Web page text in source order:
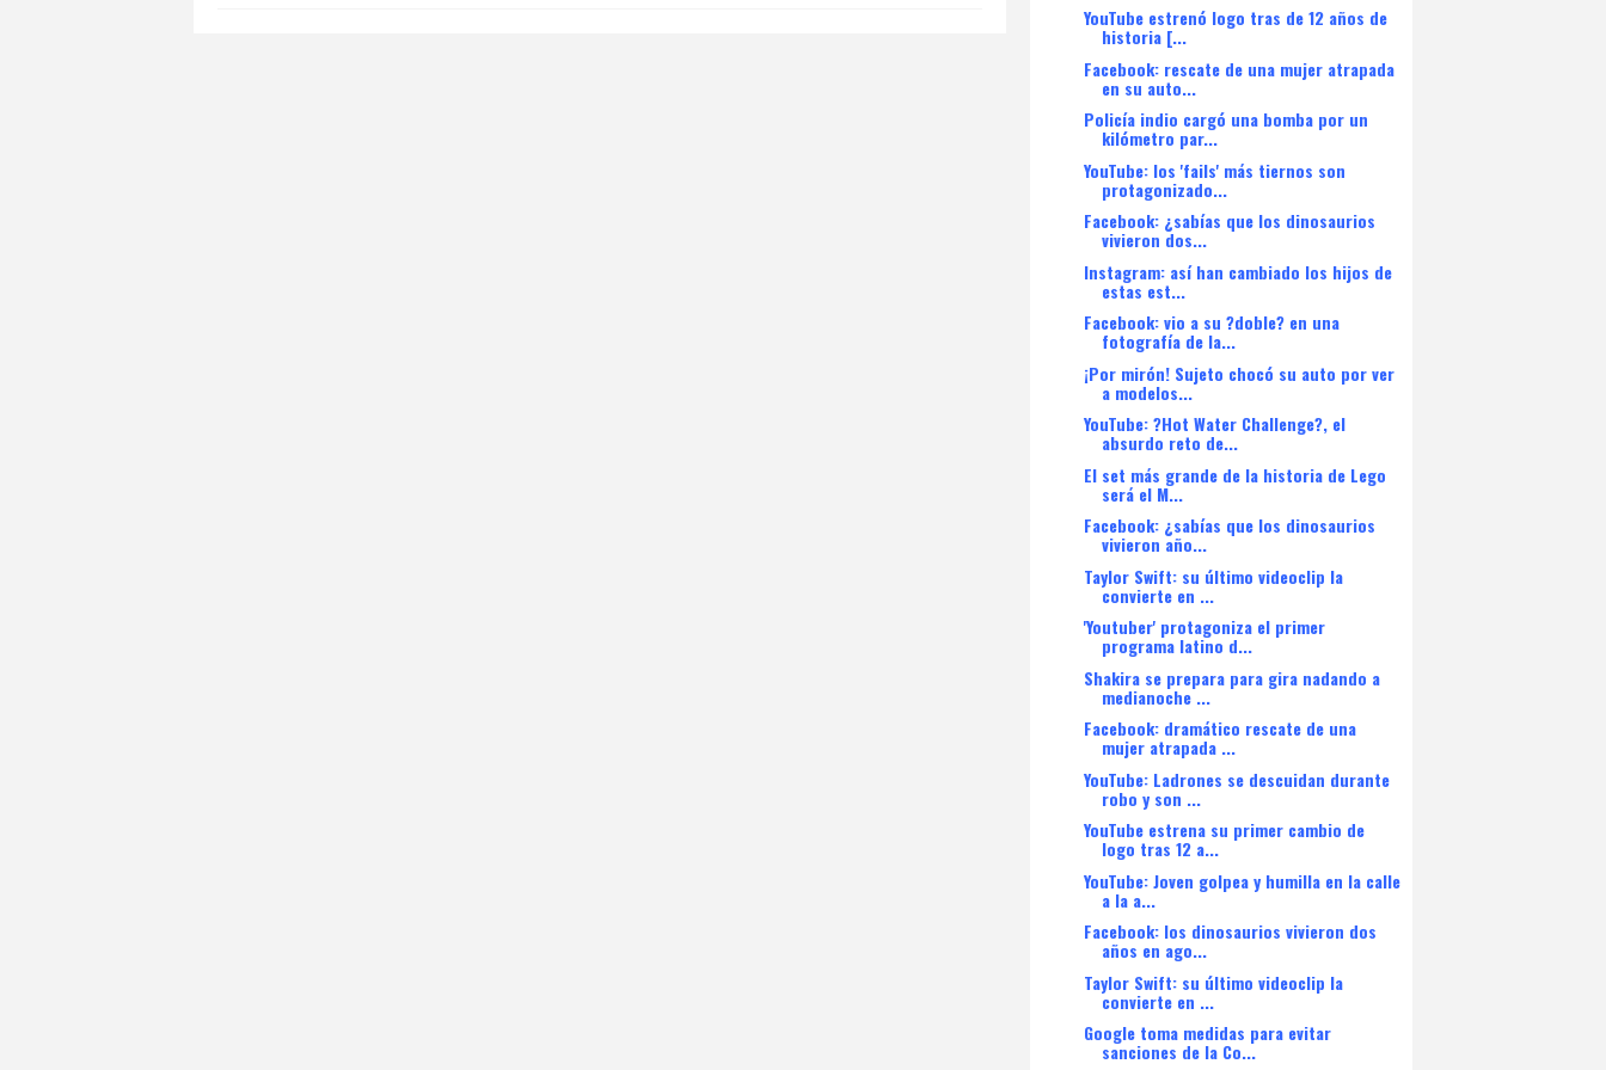
YouTube estrenó logo tras de 12 años de
historia [...
Facebook: rescate de una mujer atrapada
en su auto...
Policía indio cargó una bomba por un
kilómetro par...
YouTube: los 'fails' más tiernos son
protagonizado...
Facebook: ¿sabías que los dinosaurios
vivieron dos...
Instagram: así han cambiado los hijos de
estas est...
Facebook: vio a su ?doble? en una
fotografía de la...
¡Por mirón! Sujeto chocó su auto por ver
a modelos...
YouTube: ?Hot Water Challenge?, el
absurdo reto de...
El set más grande de la historia de Lego
será el M...
Facebook: ¿sabías que los dinosaurios
vivieron año...
Taylor Swift: su último videoclip la
convierte en ...
'Youtuber' protagoniza el primer
programa latino d...
Shakira se prepara para gira nadando a
medianoche ...
Facebook: dramático rescate de una
mujer atrapada ...
YouTube: Ladrones se descuidan durante
robo y son ...
YouTube estrena su primer cambio de
logo tras 12 a...
YouTube: Joven golpea y humilla en la calle
a la a...
Facebook: los dinosaurios vivieron dos
años en ago...
Taylor Swift: su último videoclip la
convierte en ...
Google toma medidas para evitar
sanciones de la Co...